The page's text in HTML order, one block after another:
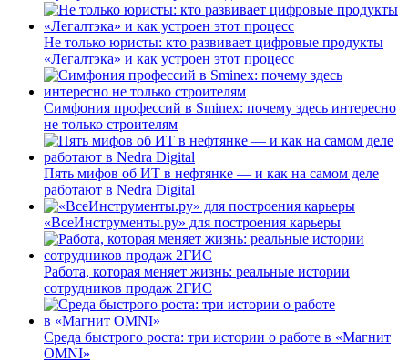
Не только юристы: кто развивает цифровые продукты
«Легалтэка» и как устроен этот процесс
Симфония профессий в Sminex: почему здесь интересно
не только строителям
Пять мифов об ИТ в нефтянке — и как на самом деле
работают в Nedra Digital
«ВсеИнструменты.ру» для построения карьеры
Работа, которая меняет жизнь: реальные истории
сотрудников продаж 2ГИС
Среда быстрого роста: три истории о работе в «Магнит
OMNI»